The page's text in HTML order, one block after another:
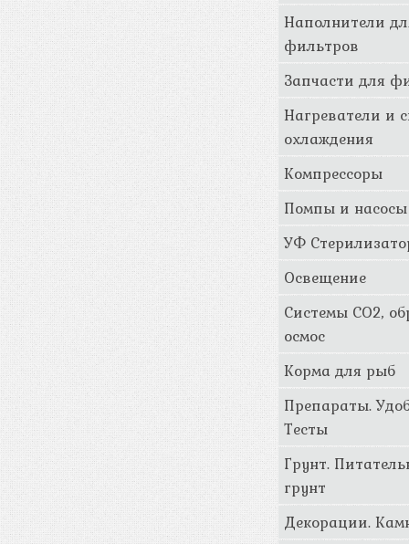
Наполнители
фильтров
Запчасти для
Нагреватели и
охлаждения
Компрессоры
Помпы и насосы
УФ
Освещение
Системы CO2,
осмос
Корма для рыб
Препараты.
Тесты
Грунт.
грунт
Декорации.